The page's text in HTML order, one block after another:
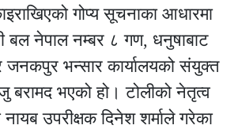
गोप्य सूचनाका आधारमा
बल नेपाल नम्बर ८ गण, धनुषाबाट
जनकपुर भन्सार कार्यालयको संयुक्त
बरामद भएको हो। टोलीको नेतृत्व
उपरीक्षक दिनेश शर्माले गरेका